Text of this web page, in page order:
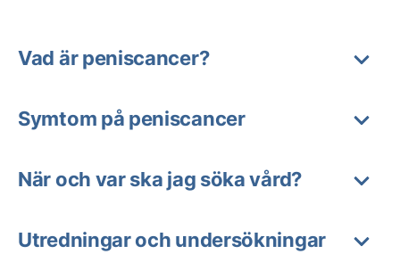
Vad är peniscancer?
Symtom på peniscancer
När och var ska jag söka vård?
Utredningar och undersökningar